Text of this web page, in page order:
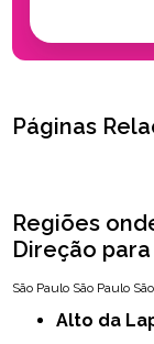
Páginas
Regiões
Direção
São Paulo São Paulo
Alto da